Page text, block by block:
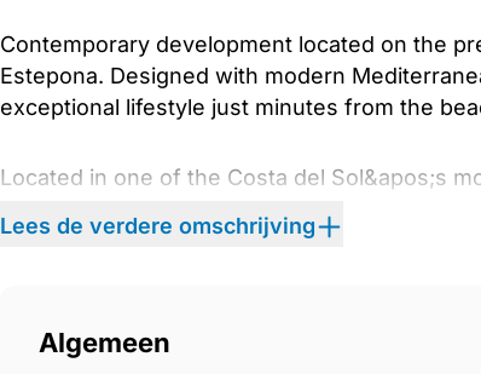
Contemporary development located on the
Estepona. Designed with modern
exceptional lifestyle just minutes from the
Located in one of the Costa del Sol&apos;s
proximity to golf courses, beach clubs,
vibrant centres of Marbella and Estepona are
The development features elegant
Lees de verdere omschrijving
Algemeen